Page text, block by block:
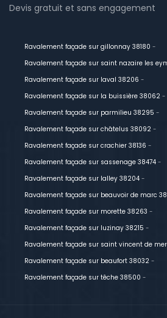
Devis gratuit et sans engagement
Ravalement façade sur gillonnay 38180 -
Ravalement façade sur saint nazaire les
Ravalement façade sur laval 38206 -
Ravalement façade sur la buissière 38062 -
Ravalement façade sur parmilieu 38295 -
Ravalement façade sur châtelus 38092 -
Ravalement façade sur crachier 38136 -
Ravalement façade sur sassenage 38474 -
Ravalement façade sur lalley 38204 -
Ravalement façade sur beauvoir de marc
Ravalement façade sur morette 38263 -
Ravalement façade sur luzinay 38215 -
Ravalement façade sur saint vincent de
Ravalement façade sur beaufort 38032 -
Ravalement façade sur têche 38500 -